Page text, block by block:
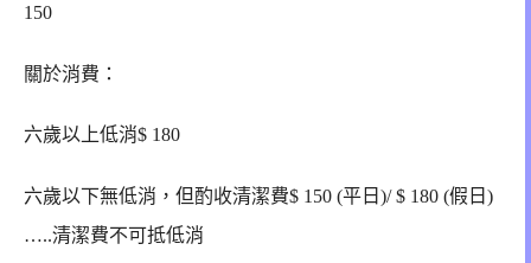
150
關於消費：
六歲以上低消$ 180
六歲以下無低消，但酌收清潔費$ 150 (平日)/ $ 180 (假日)
…..清潔費不可抵低消